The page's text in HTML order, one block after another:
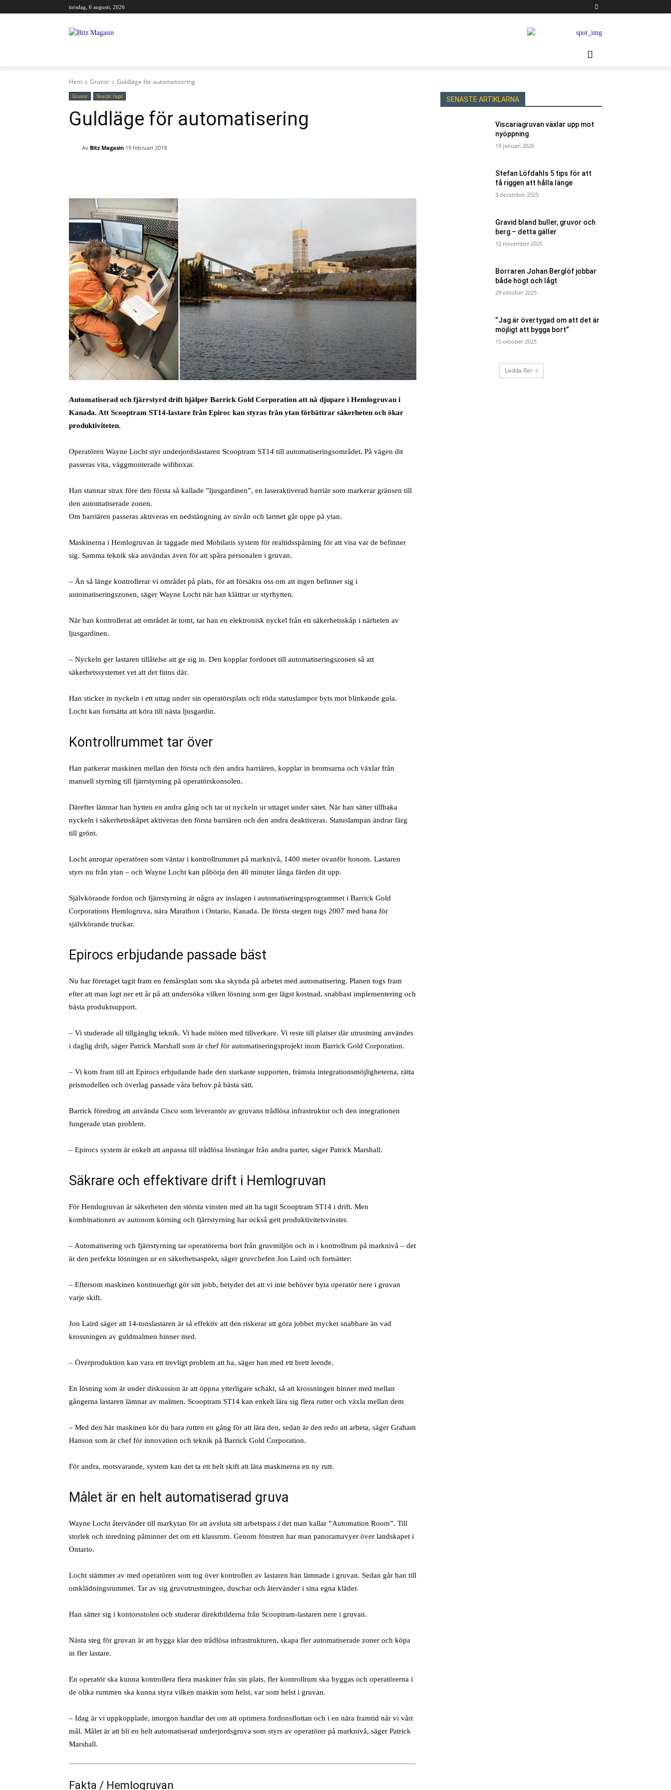
torsdag, 6 augusti, 2026
Hem Gruvor Guldläge för automatisering
Gruvor Skarpt läge
Guldläge för automatisering
Av Bitz Magasin 19 februari 2019
Automatiserad och fjärrstyrd drift hjälper Barrick Gold Corporation att nå djupare i Hemlogruvan i
Kanada. Att Scooptram ST14-lastare från Epiroc kan styras från ytan förbättrar säkerheten och ökar
produktiviteten.
Operatören Wayne Locht styr underjordslastaren Scooptram ST14 till automatiseringsområdet. På vägen dit
passeras vita, väggmonterade wifiboxar.
Han stannar strax före den första så kallade ”ljusgardinen”, en laseraktiverad barriär som markerar gränsen till
den automatiserade zonen.
Om barriären passeras aktiveras en nedstängning av nivån och larmet går uppe på ytan.
Maskinerna i Hemlogruvan är taggade med Mobilaris system för realtidsspårning för att visa var de befinner
sig. Samma teknik ska användas även för att spåra personalen i gruvan.
– Än så länge kontrollerar vi området på plats, för att försäkra oss om att ingen befinner sig i
automatiseringszonen, säger Wayne Locht när han klättrar ur styrhytten.
När han kontrollerat att området är tomt, tar han en elektronisk nyckel från ett säkerhetsskåp i närheten av
ljusgardinen.
– Nyckeln ger lastaren tillåtelse att ge sig in. Den kopplar fordonet till automatiseringszonen så att
säkerhetssystemet vet att det finns där.
Han sticker in nyckeln i ett uttag under sin operatörsplats och röda statuslampor byts mot blinkande gula.
Locht kan fortsätta att köra till nästa ljusgardin.
Kontrollrummet tar över
Han parkerar maskinen mellan den första och den andra barriären, kopplar in bromsarna och växlar från
manuell styrning till fjärrstyrning på operatörskonsolen.
Därefter lämnar han hytten en andra gång och tar ut nyckeln ur uttaget under sätet. När han sätter tillbaka
nyckeln i säkerhetsskåpet aktiveras den första barriären och den andra deaktiveras. Statuslampan ändrar färg
till grönt.
Locht anropar operatören som väntar i kontrollrummet på marknivå, 1400 meter ovanför honom. Lastaren
styrs nu från ytan – och Wayne Locht kan påbörja den 40 minuter långa färden dit upp.
Självkörande fordon och fjärrstyrning är några av inslagen i automatiseringsprogrammet i Barrick Gold
Corporations Hemlogruva, nära Marathon i Ontario, Kanada. De första stegen togs 2007 med bana för
självkörande truckar.
Epirocs erbjudande passade bäst
Nu har företaget tagit fram en femårsplan som ska skynda på arbetet med automatisering. Planen togs fram
efter att man lagt ner ett år på att undersöka vilken lösning som ger lägst kostnad, snabbast implementering och
bästa produktsupport.
– Vi studerade all tillgänglig teknik. Vi hade möten med tillverkare. Vi reste till platser där utrustning användes
i daglig drift, säger Patrick Marshall som är chef för automatiseringsprojekt inom Barrick Gold Corporation.
– Vi kom fram till att Epirocs erbjudande hade den starkaste supporten, främsta integrationsmöjligheterna, rätta
prismodellen och överlag passade våra behov på bästa sätt.
Barrick föredrog att använda Cisco som leverantör av gruvans trådlösa infrastruktur och den integrationen
fungerade utan problem.
– Epirocs system är enkelt att anpassa till trådlösa lösningar från andra parter, säger Patrick Marshall.
Säkrare och effektivare drift i Hemlogruvan
För Hemlogruvan är säkerheten den största vinsten med att ha tagit Scooptram ST14 i drift. Men
kombinationen av autonom körning och fjärrstyrning har också gett produktivitetsvinster.
– Automatisering och fjärrstyrning tar operatörerna bort från gruvmiljön och in i kontrollrum på marknivå – det
är den perfekta lösningen ur en säkerhetsaspekt, säger gruvchefen Jon Laird och fortsätter:
– Eftersom maskinen kontinuerligt gör sitt jobb, betyder det att vi inte behöver byta operatör nere i gruvan
varje skift.
Jon Laird säger att 14-tonslastaren är så effektiv att den riskerar att göra jobbet mycket snabbare än vad
krossningen av guldmalmen hinner med.
– Överproduktion kan vara ett trevligt problem att ha, säger han med ett brett leende.
En lösning som är under diskussion är att öppna ytterligare schakt, så att krossningen hinner med mellan
gångerna lastaren lämnar av malmen. Scooptram ST14 kan enkelt lära sig flera rutter och växla mellan dem
– Med den här maskinen kör du bara rutten en gång för att lära den, sedan är den redo att arbeta, säger Graham
Hanson som är chef för innovation och teknik på Barrick Gold Corporation.
För andra, motsvarande, system kan det ta ett helt skift att lära maskinerna en ny rutt.
Målet är en helt automatiserad gruva
Wayne Locht återvänder till markytan för att avsluta sitt arbetspass i det man kallar ”Automation Room”. Till
storlek och inredning påminner det om ett klassrum. Genom fönstren har man panoramavyer över landskapet i
Ontario.
Locht stämmer av med operatören som tog över kontrollen av lastaren han lämnade i gruvan. Sedan går han till
omklädningsrummet. Tar av sig gruvutrustningen, duschar och återvänder i sina egna kläder.
Han sätter sig i kontorsstolen och studerar direktbilderna från Scooptram-lastaren nere i gruvan.
Nästa steg för gruvan är att bygga klar den trådlösa infrastrukturen, skapa fler automatiserade zoner och köpa
in fler lastare.
En operatör ska kunna kontrollera flera maskiner från sin plats, fler kontrollrum ska byggas och operatörerna i
de olika rummen ska kunna styra vilken maskin som helst, var som helst i gruvan.
– Idag är vi uppkopplade, imorgon handlar det om att optimera fordonsflottan och i en nära framtid når vi vårt
mål. Målet är att bli en helt automatiserad underjordsgruva som styrs av operatörer på marknivå, säger Patrick
Marshall.
Fakta / Hemlogruvan
SENASTE ARTIKLARNA
Viscariagruvan växlar upp mot
nyöppning
19 januari 2026
Stefan Löfdahls 5 tips för att
få riggen att hålla länge
3 december 2025
Gravid bland buller, gruvor och
berg – detta gäller
12 november 2025
Borraren Johan Berglöf jobbar
både högt och lågt
29 oktober 2025
”Jag är övertygad om att det är
möjligt att bygga bort”
15 oktober 2025
Ladda fler